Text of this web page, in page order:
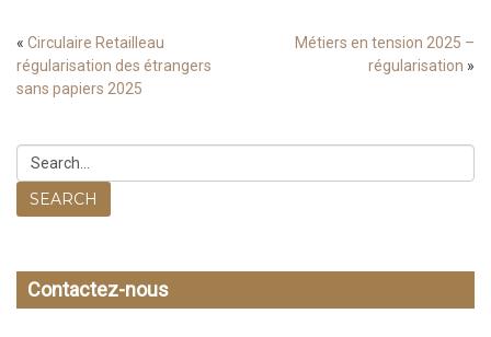
« Circulaire Retailleau
régularisation des étrangers
sans papiers 2025
Métiers en tension 2025 –
régularisation »
SEARCH
Contactez-nous